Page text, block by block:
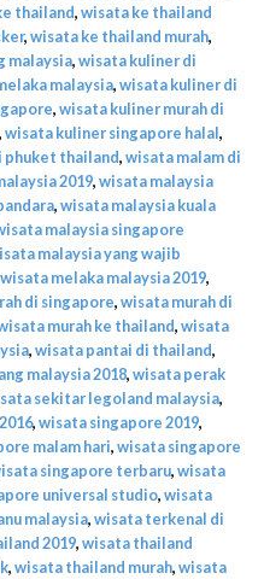
thailand,wisata ke thailand
,wisata ke thailand murah,
malaysia,wisata kuliner di
malaysia,wisata kuliner di
,wisata kuliner murah di
,wisata kuliner singapore halal,
phuket thailand,wisata malam di
2019,wisata malaysia
,wisata malaysia kuala
malaysia singapore
malaysia yang wajib
wisata melaka malaysia 2019,
di singapore,wisata murah di
murah ke thailand,wisata
,wisata pantai di thailand,
malaysia 2018,wisata perak
sekitar legoland malaysia,
,wisata singapore 2019,
malam hari,wisata singapore
singapore terbaru,wisata
universal studio,wisata
malaysia,wisata terkenal di
2019,wisata thailand
,wisata thailand murah,wisata